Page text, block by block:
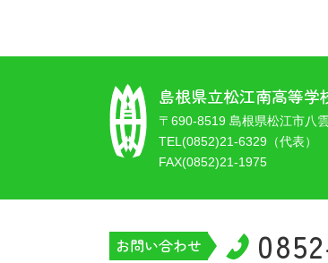
島根県立松江南高等学
〒690-8519 島根県松江市八
TEL(0852)21-6329（代表）
FAX(0852)21-1975
お問い合わせ